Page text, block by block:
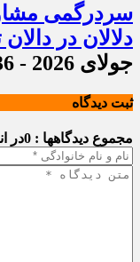
سردرگمی
دلالان در
جولای 2026 - 8:36
ثبت دیدگاه
مجموع دیدگاهها : 0 در